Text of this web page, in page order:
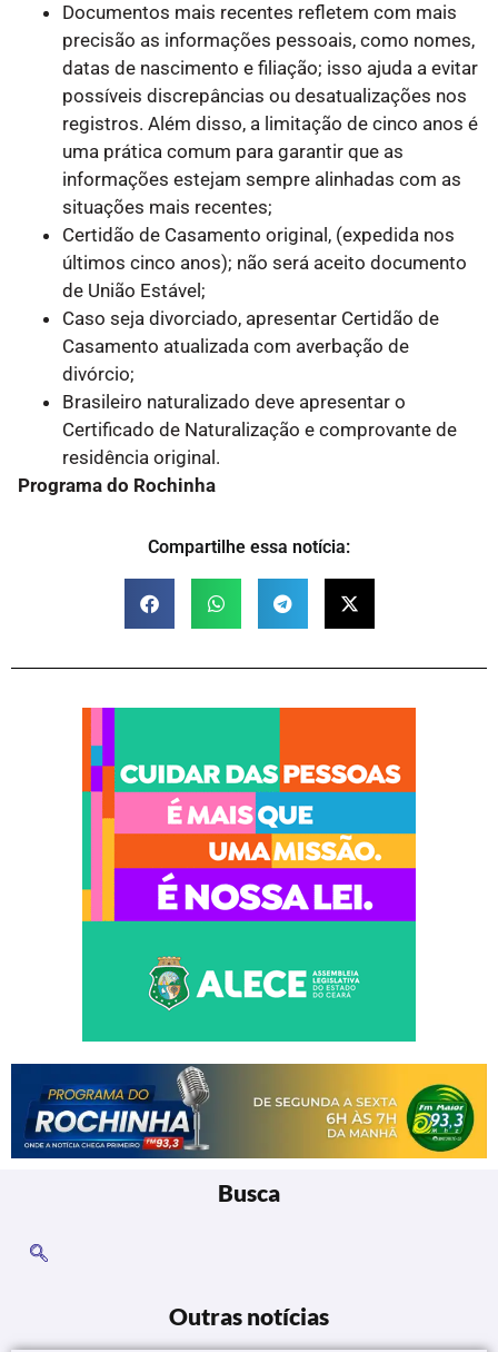
Documentos mais recentes refletem com mais
precisão as informações pessoais, como nomes,
datas de nascimento e filiação; isso ajuda a evitar
possíveis discrepâncias ou desatualizações nos
registros. Além disso, a limitação de cinco anos é
uma prática comum para garantir que as
informações estejam sempre alinhadas com as
situações mais recentes;
Certidão de Casamento original, (expedida nos
últimos cinco anos); não será aceito documento
de União Estável;
Caso seja divorciado, apresentar Certidão de
Casamento atualizada com averbação de
divórcio;
Brasileiro naturalizado deve apresentar o
Certificado de Naturalização e comprovante de
residência original.
Programa do Rochinha
Compartilhe essa notícia:
Busca
Outras notícias